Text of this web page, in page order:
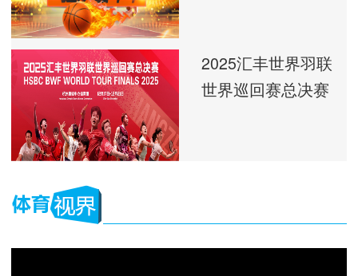
2025汇丰世界羽联
世界巡回赛总决赛